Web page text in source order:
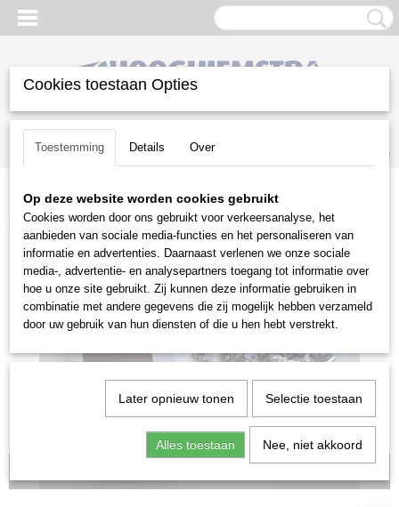
Inloggen Registreren
(0)
Home >Snoeien en Zagen> Kettingzagen | toebehoren
Zaagkettingen>Stihl>Zaagketting 63 cm 1.6mm 3/8"
Cookies toestaan Opties
Toestemming Details Over
Op deze website worden cookies gebruikt
Cookies worden door ons gebruikt voor verkeersanalyse, het
aanbieden van sociale media-functies en het personaliseren van
informatie en advertenties. Daarnaast verlenen we onze sociale
media-, advertentie- en analysepartners toegang tot informatie over
hoe u onze site gebruikt. Zij kunnen deze informatie gebruiken in
combinatie met andere gegevens die zij mogelijk hebben verzameld
door uw gebruik van hun diensten of die u hen hebt verstrekt.
Later opnieuw tonen Selectie toestaan
Alles toestaan Nee, niet akkoord